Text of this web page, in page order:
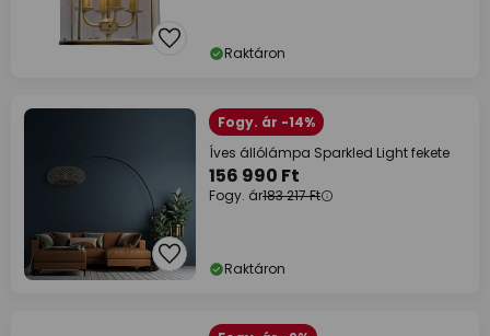
Raktáron
Fogy. ár -14%
Íves állólámpa Sparkled Light fekete
156 990 Ft
Fogy. ár183 217 Ft
Raktáron